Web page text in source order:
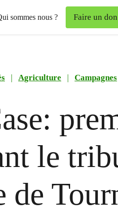
sommes nous ? Faire un don
| Agriculture | Campagnes
le
de